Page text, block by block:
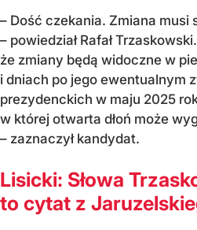
– Dość czekania. Zmiana
– powiedział Rafał
że zmiany będą widoczne w
i dniach po jego ewentualnym
prezydenckich w maju 2025
w której otwarta dłoń może
– zaznaczył kandydat.
Lisicki: Słowa
to cytat z